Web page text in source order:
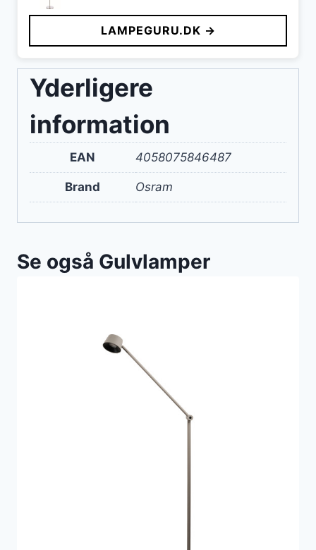
LAMPEGURU.DK →
Yderligere
information
EAN 4058075846487
Brand Osram
Se også Gulvlamper